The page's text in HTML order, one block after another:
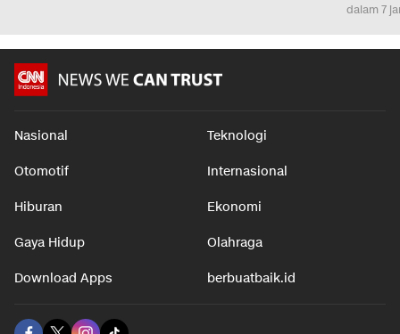
dalam 7
Nasional Teknologi
Otomotif Internasional
Hiburan Ekonomi
Gaya Hidup Olahraga
Download Apps berbuatbaik.id